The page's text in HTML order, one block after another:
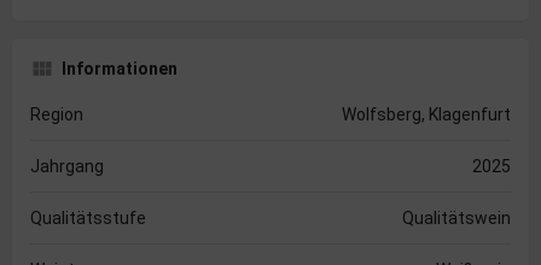
Informationen
Region Wolfsberg, Klagenfurt
Jahrgang 2025
Qualitätsstufe Qualitätswein